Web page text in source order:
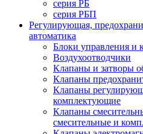
серия РБ
серия РБП
Регулирующая,
автоматика
Блоки управления и
Воздухоотводчики
Клапаны и затворы
Клапаны
Клапаны
комплектующие
Клапаны
смесительные и